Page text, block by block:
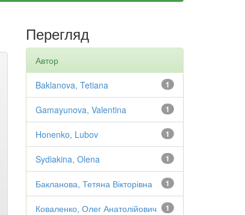
Перегляд
Автор
1
Baklanova, Tetiana
1
Gamayunova, Valentina
1
Honenko, Lubov
1
Sydiakina, Olena
1
Бакланова, Тетяна Вікторівна
1
Коваленко, Олег Анатолійович